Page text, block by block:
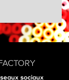
sociaux